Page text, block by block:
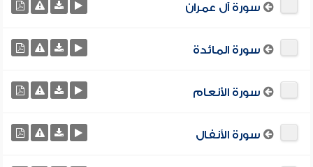
سورة آل عمران
سورة المائدة
سورة الأنعام
سورة الأنفال